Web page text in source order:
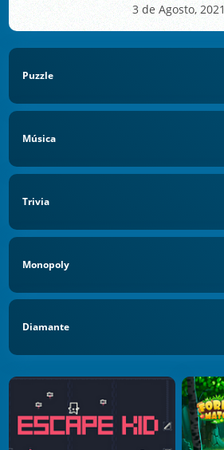
3 de Agosto, 2021
Puzzle
Música
Trivia
Monopoly
Diamante